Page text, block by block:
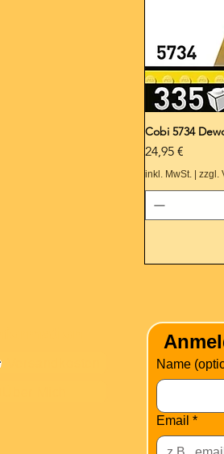
Cobi 5734
Preis
24,95 €
inkl. MwSt. zzgl.
Name
Email *